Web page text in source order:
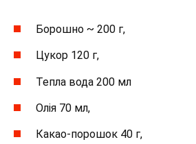
Борошно ~ 200 г,
Цукор 120 г,
Тепла вода 200 мл
Олія 70 мл,
Какао-порошок 40 г,